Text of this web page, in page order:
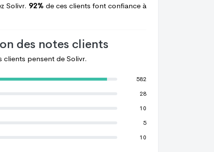
Solivr. 92% de ces clients font confiance à
des notes clients
clients pensent de Solivr.
582
28
10
5
10